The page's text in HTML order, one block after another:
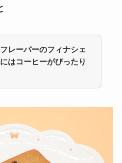
レーバーのフィナシェ
はコーヒーがぴったり